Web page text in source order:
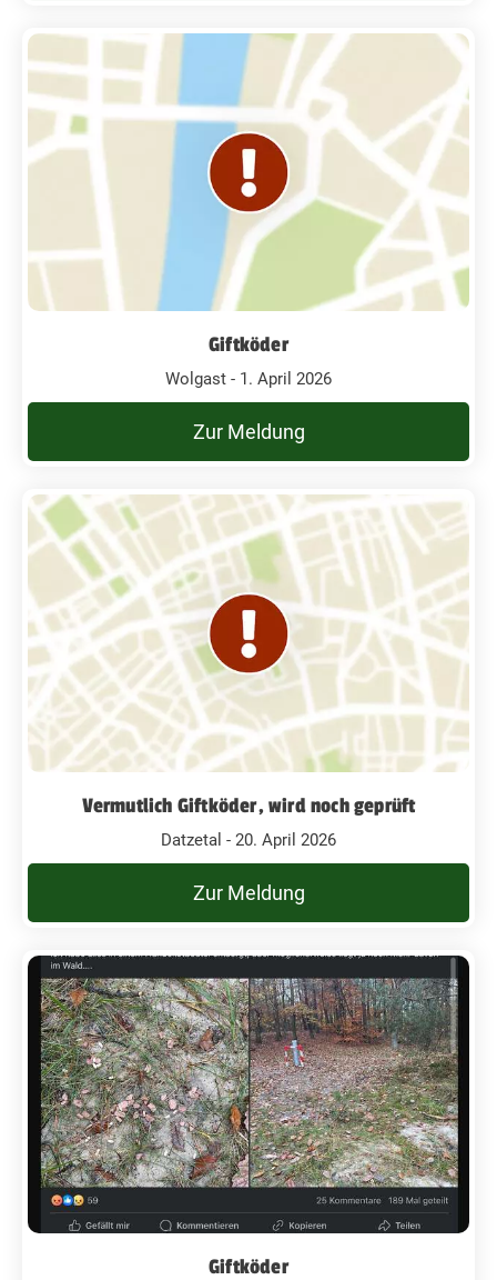
Giftköder
Wolgast - 1. April 2026
Zur Meldung
Vermutlich Giftköder, wird noch geprüft
Datzetal - 20. April 2026
Zur Meldung
Giftköder